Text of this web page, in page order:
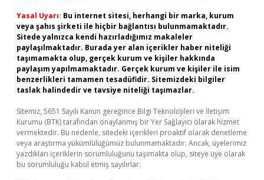
Yasal Uyarı: Bu internet sitesi, herhangi bir marka, kurum
veya şahıs şirketi ile hiçbir bağlantısı bulunmamaktadır.
Sitede yalnızca kendi hazırladığımız makaleler
paylaşılmaktadır. Burada yer alan içerikler haber niteliği
taşımamakta olup, gerçek kurum ve kişiler hakkında
paylaşım yapılmamaktadır. Gerçek kurum ve kişiler ile isim
benzerlikleri tamamen tesadüfidir. Sitemizdeki bilgiler
taslak halindedir ve tavsiye niteliği taşımazlar.
Sitemiz, 5651 Sayılı Kanun gereğince Bilgi Teknolojileri ve İletişim
Kurumu (BTK) tarafından onaylanmış bir Yer Sağlayıcı olarak hizmet
vermektedir. Bu nedenle, sitedeki içerikleri proaktif olarak denetleme
veya araştırma yükümlülüğümüz bulunmamaktadır. Ancak, üyelerimiz
yazdıkları içeriklerin sorumluluğunu taşımakta olup, siteye üye olarak
bu sorumluluğu kabul etmiş sayılırlar.